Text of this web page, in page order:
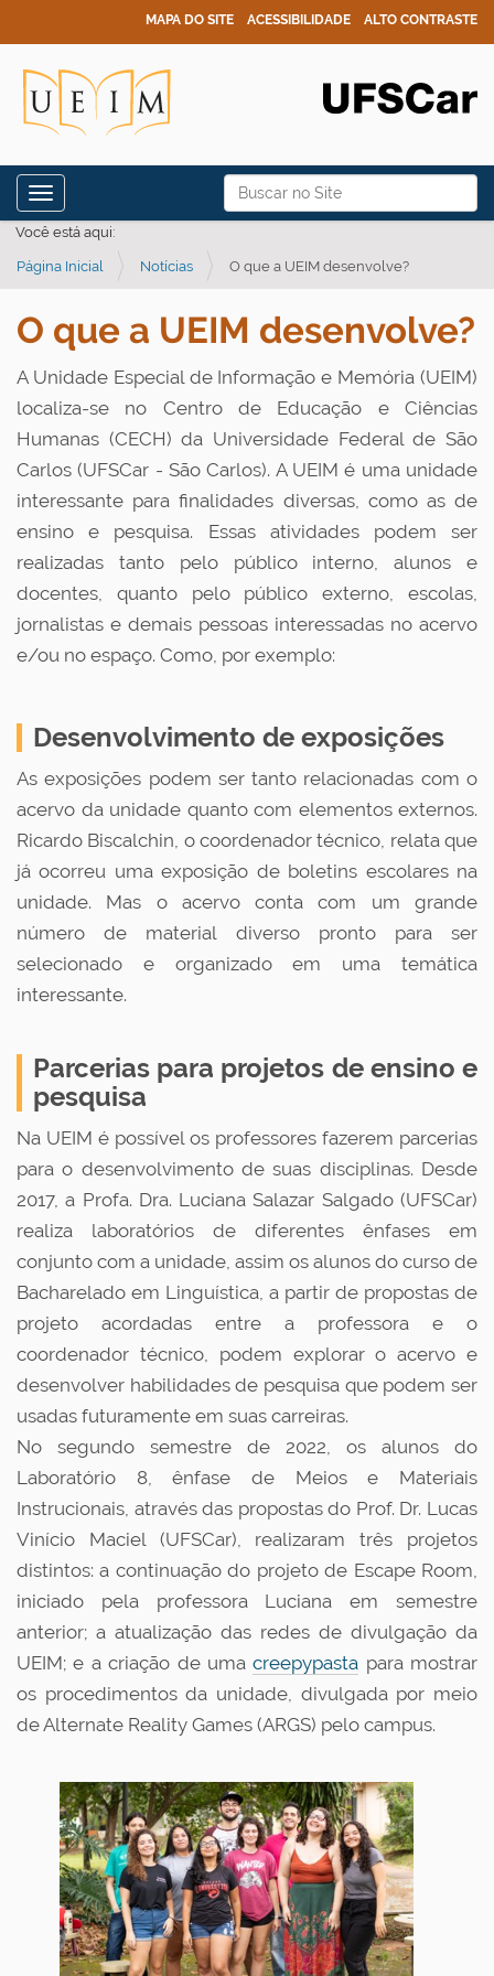
Busca
Busca Avançada…
MAPA DO SITE ACESSIBILIDADE ALTO CONTRASTE
Toggle navigation
Você está aqui:
Página Inicial Notícias O que a UEIM desenvolve?
O que a UEIM desenvolve?
A Unidade Especial de Informação e Memória (UEIM)
localiza-se no Centro de Educação e Ciências
Humanas (CECH) da Universidade Federal de São
Carlos (UFSCar - São Carlos). A UEIM é uma unidade
interessante para finalidades diversas, como as de
ensino e pesquisa. Essas atividades podem ser
realizadas tanto pelo público interno, alunos e
docentes, quanto pelo público externo, escolas,
jornalistas e demais pessoas interessadas no acervo
e/ou no espaço. Como, por exemplo:
Desenvolvimento de exposições
As exposições podem ser tanto relacionadas com o
acervo da unidade quanto com elementos externos.
Ricardo Biscalchin, o coordenador técnico, relata que
já ocorreu uma exposição de boletins escolares na
unidade. Mas o acervo conta com um grande
número de material diverso pronto para ser
selecionado e organizado em uma temática
interessante.
Parcerias para projetos de ensino e
pesquisa
Na UEIM é possível os professores fazerem parcerias
para o desenvolvimento de suas disciplinas. Desde
2017, a Profa. Dra. Luciana Salazar Salgado (UFSCar)
realiza laboratórios de diferentes ênfases em
conjunto com a unidade, assim os alunos do curso de
Bacharelado em Linguística, a partir de propostas de
projeto acordadas entre a professora e o
coordenador técnico, podem explorar o acervo e
desenvolver habilidades de pesquisa que podem ser
usadas futuramente em suas carreiras.
No segundo semestre de 2022, os alunos do
Laboratório 8, ênfase de Meios e Materiais
Instrucionais, através das propostas do Prof. Dr. Lucas
Vinício Maciel (UFSCar), realizaram três projetos
distintos: a continuação do projeto de Escape Room,
iniciado pela professora Luciana em semestre
anterior; a atualização das redes de divulgação da
UEIM; e a criação de umacreepypasta para mostrar
os procedimentos da unidade, divulgada por meio
de Alternate Reality Games (ARGS) pelo campus.